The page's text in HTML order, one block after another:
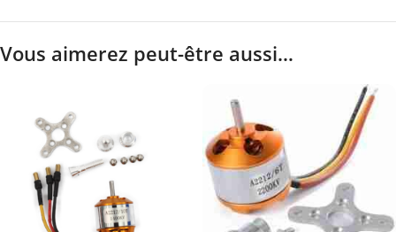
Vous aimerez peut-être aussi…